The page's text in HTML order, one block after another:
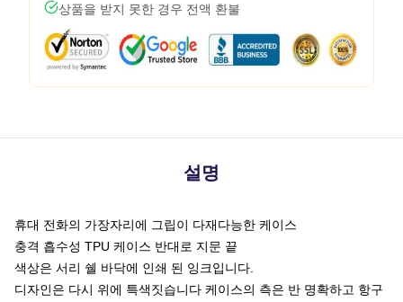
상품을 받지 못한 경우 전액 환불
설명
휴대 전화의 가장자리에 그립이 다재다능한 케이스
충격 흡수성 TPU 케이스 반대로 지문 끝
색상은 서리 쉘 바닥에 인쇄 된 잉크입니다.
디자인은 다시 위에 특색짓습니다 케이스의 측은 반 명확하고 항구